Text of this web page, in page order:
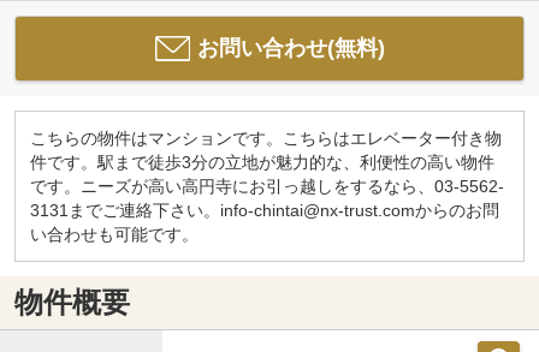
お問い合わせ(無料)
こちらの物件はマンションです。こちらはエレベーター付き物
件です。駅まで徒歩3分の立地が魅力的な、利便性の高い物件
です。ニーズが高い高円寺にお引っ越しをするなら、03-5562-
3131までご連絡下さい。info-chintai@nx-trust.comからのお問
い合わせも可能です。
物件概要